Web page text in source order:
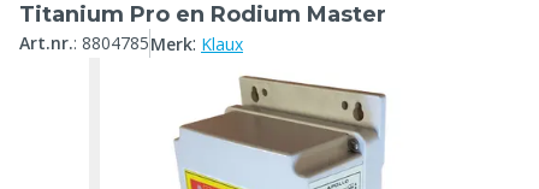
Titanium Pro en Rodium Master
Art.nr.: 8804785Merk: Klaux